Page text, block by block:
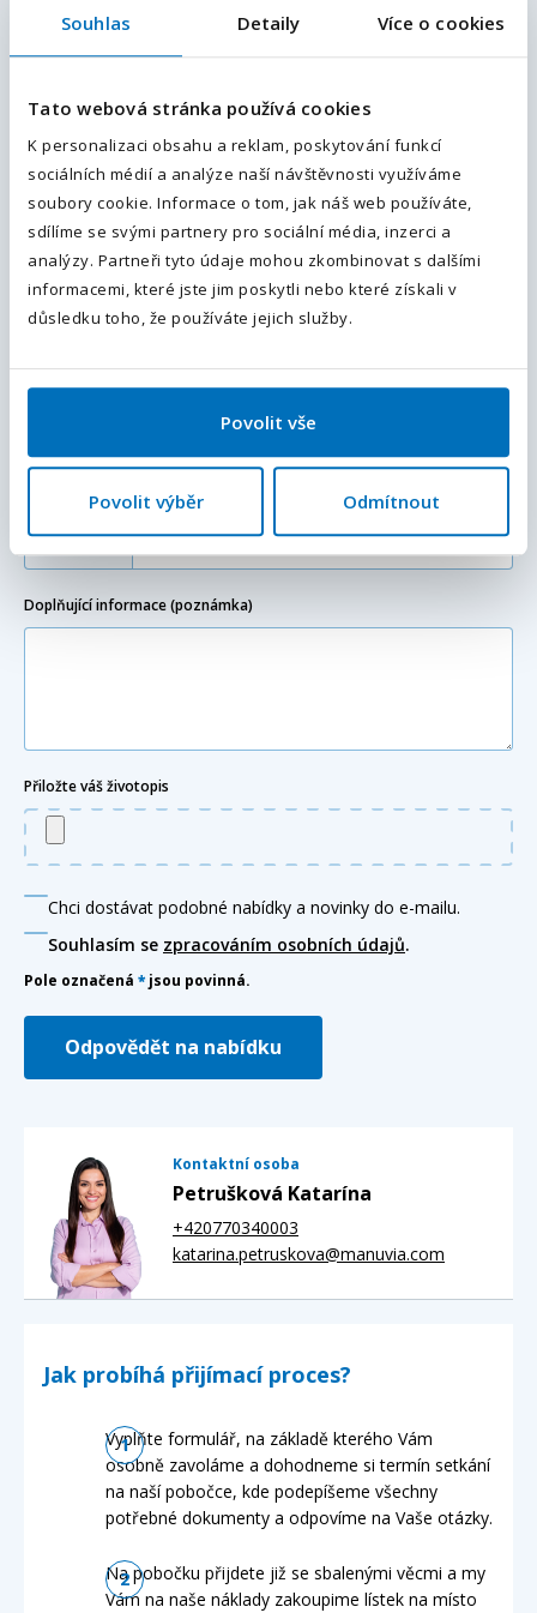
Souhlas Detaily Více o cookies
Tato webová stránka používá cookies
K personalizaci obsahu a reklam, poskytování funkcí
sociálních médií a analýze naší návštěvnosti využíváme
soubory cookie. Informace o tom, jak náš web používáte,
sdílíme se svými partnery pro sociální média, inzerci a
analýzy. Partneři tyto údaje mohou zkombinovat s dalšími
informacemi, které jste jim poskytli nebo které získali v
důsledku toho, že používáte jejich služby.
Povolit vše
Povolit výběr Odmítnout
Vaše jméno*
Vaše příjmení*
Váš e-mail
+420
Doplňující informace (poznámka)
Přiložte váš životopis
Chci dostávat podobné nabídky a novinky do e-mailu.
Souhlasím se zpracováním osobních údajů.
Pole označená * jsou povinná.
Odpovědět na nabídku
Kontaktní osoba
Petrušková Katarína
+420770340003
katarina.petruskova@manuvia.com
Jak probíhá přijímací proces?
Vyplňte formulář, na základě kterého Vám
osobně zavoláme a dohodneme si termín setkání
na naší pobočce, kde podepíšeme všechny
potřebné dokumenty a odpovíme na Vaše otázky.
Na pobočku přijdete již se sbalenými věcmi a my
Vám na naše náklady zakoupime lístek na místo
E-mailová adresa
Váš telefon*
Předvolba
Odesláním souhlasíte sezpracováním osobních údajů.
Odeslat